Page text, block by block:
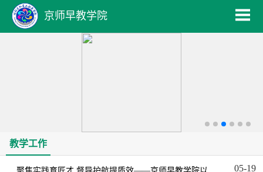
京师早教学院
教学工作
05-19